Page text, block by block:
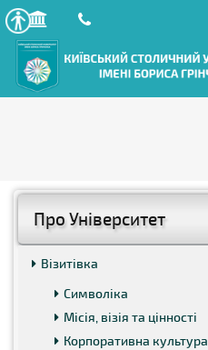
Про Університет
Візитівка
Символіка
Місія, візія та цінності
Корпоративна культура